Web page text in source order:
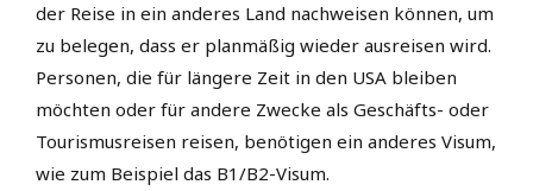
der Reise in ein anderes Land nachweisen können, um
zu belegen, dass er planmäßig wieder ausreisen wird.
Personen, die für längere Zeit in den USA bleiben
möchten oder für andere Zwecke als Geschäfts- oder
Tourismusreisen reisen, benötigen ein anderes Visum,
wie zum Beispiel das B1/B2-Visum.